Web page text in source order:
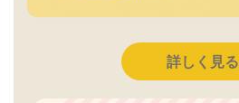
詳しく見る